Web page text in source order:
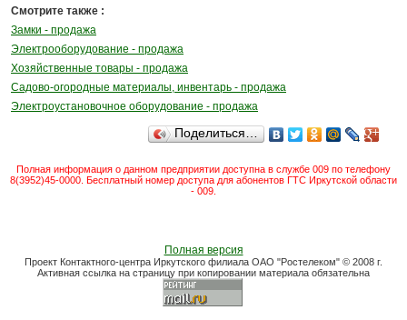
Смотрите также :
Замки - продажа
Электрооборудование - продажа
Хозяйственные товары - продажа
Садово-огородные материалы, инвентарь - продажа
Электроустановочное оборудование - продажа
Поделиться…
Полная информация о данном предприятии доступна в службе 009 по телефону
8(3952)45-0000. Бесплатный номер доступа для абонентов ГТС Иркутской области
- 009.
Полная версия
Проект Контактного-центра Иркутского филиала ОАО "Ростелеком" © 2008 г.
Активная ссылка на страницу при копировании материала обязательна